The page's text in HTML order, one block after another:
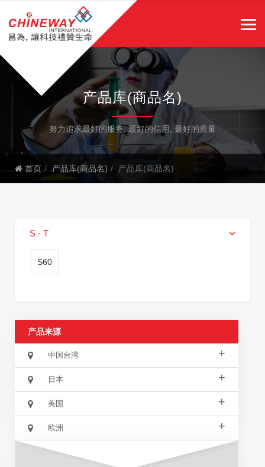
产品库(商品名)
努力追求最好的服务, 最好的信用, 最好的质量
首页 产品库(商品名) 产品库(商品名)
S - T
S60
产品来源
中国台湾 +
日本 +
美国 +
欧洲 +